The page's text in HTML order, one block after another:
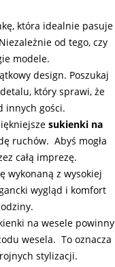
która idealnie pasuje
od tego, czy
modele.
design. Poszukaj
który sprawi, że
innych gości.
sukienki na
ruchów. Abyś mogła
całą imprezę.
wykonaną z wysokiej
wygląd i komfort
na wesele powinny
wesela. To oznacza
stylizacji.